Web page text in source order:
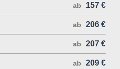
ab 157 €
ab 206 €
ab 207 €
ab 209 €